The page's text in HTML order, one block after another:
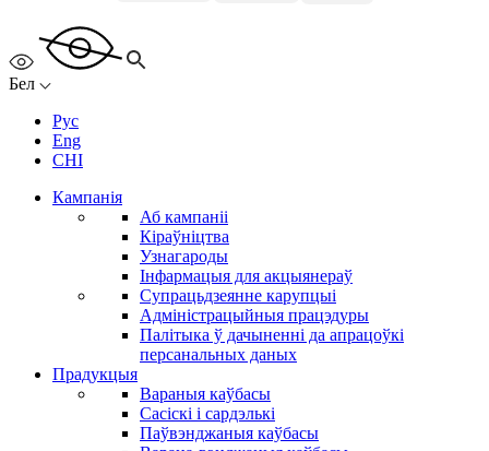
Бел
Рус
Eng
CHI
Кампанія
Аб кампаніі
Кіраўніцтва
Узнагароды
Інфармацыя для акцыянераў
Супрацьдзеянне карупцыі
Адміністрацыйныя працэдуры
Палітыка ў дачыненні да апрацоўкі
персанальных даных
Прадукцыя
Вараныя каўбасы
Сасіскі і сардэлькі
Паўвэнджаныя каўбасы